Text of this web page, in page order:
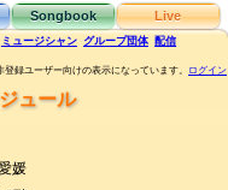
Songbook Live
ミュージシャン グループ団体 配信
登録ユーザー向けの表示になっています。 ログイン
ュール
媛